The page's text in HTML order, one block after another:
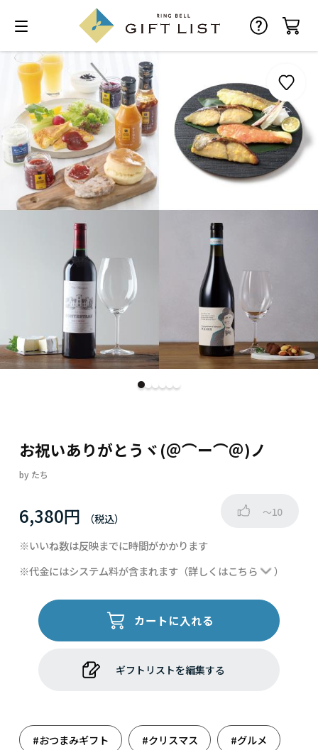
お祝いありがとうヾ(＠⌒ー⌒＠)ノ
by たち
6,380円 ～10
※いいね数は反映までに時間がかかります
※代金にはシステム料が含まれます（詳しくはこちら ）
カートに入れる
ギフトリストを編集する
#おつまみギフト #クリスマス #グルメ